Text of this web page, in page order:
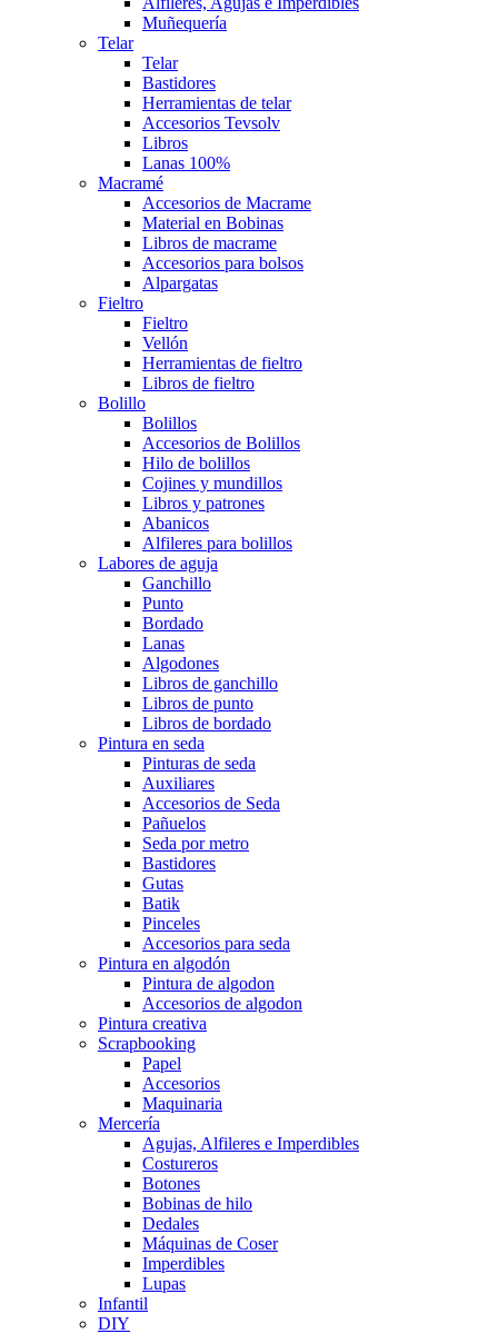
Muñequería
Telar
Telar
Bastidores
Herramientas de telar
Accesorios Tevsolv
Libros
Lanas 100%
Macramé
Accesorios de Macrame
Material en Bobinas
Libros de macrame
Accesorios para bolsos
Alpargatas
Fieltro
Fieltro
Vellón
Herramientas de fieltro
Libros de fieltro
Bolillo
Bolillos
Accesorios de Bolillos
Hilo de bolillos
Cojines y mundillos
Libros y patrones
Abanicos
Alfileres para bolillos
Labores de aguja
Ganchillo
Punto
Bordado
Lanas
Algodones
Libros de ganchillo
Libros de punto
Libros de bordado
Pintura en seda
Pinturas de seda
Auxiliares
Accesorios de Seda
Pañuelos
Seda por metro
Bastidores
Gutas
Batik
Pinceles
Accesorios para seda
Pintura en algodón
Pintura de algodon
Accesorios de algodon
Pintura creativa
Scrapbooking
Papel
Accesorios
Maquinaria
Mercería
Agujas, Alfileres e Imperdibles
Costureros
Botones
Bobinas de hilo
Dedales
Máquinas de Coser
Imperdibles
Lupas
Infantil
DIY